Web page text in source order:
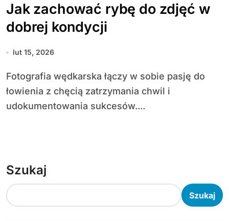
Jak zachować rybę do zdjęć w
dobrej kondycji
lut 15, 2026
Fotografia wędkarska łączy w sobie pasję do
łowienia z chęcią zatrzymania chwil i
udokumentowania sukcesów....
Szukaj
Szukaj